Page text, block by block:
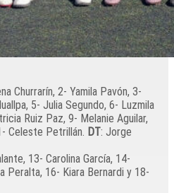
Churrarín, 2- Yamila Pavón, 3-
5- Julia Segundo, 6- Luzmila
Ruiz Paz, 9- Melanie Aguilar,
Celeste Petrillán. DT: Jorge
13- Carolina García, 14-
Peralta, 16- Kiara Bernardi y 18-